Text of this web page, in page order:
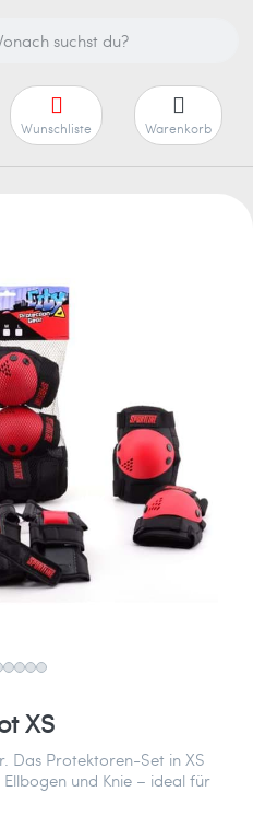
Wunschliste Warenkorb
XS
Das Protektoren-Set in XS
und Knie – ideal für